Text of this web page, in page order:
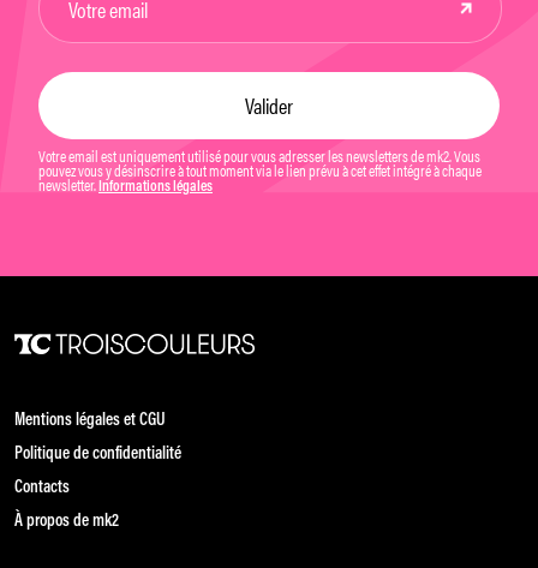
Votre email est uniquement utilisé pour vous adresser les newsletters de mk2. Vous
pouvez vous y désinscrire à tout moment via le lien prévu à cet effet intégré à chaque
newsletter. Informations légales
Mentions légales et CGU
Politique de confidentialité
Contacts
À propos de mk2